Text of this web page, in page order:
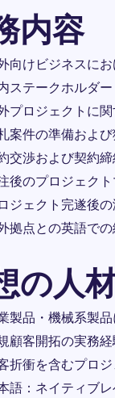
内容
向けビジネスに
ステークホルダ
プロジェクトに
案件の準備およ
交渉および契約
後のプロジェク
ジェクト完遂後
拠点との英語で
の人
製品・機械系製
顧客開拓の実務経
折衝を含むプロ
語：ネイティブ